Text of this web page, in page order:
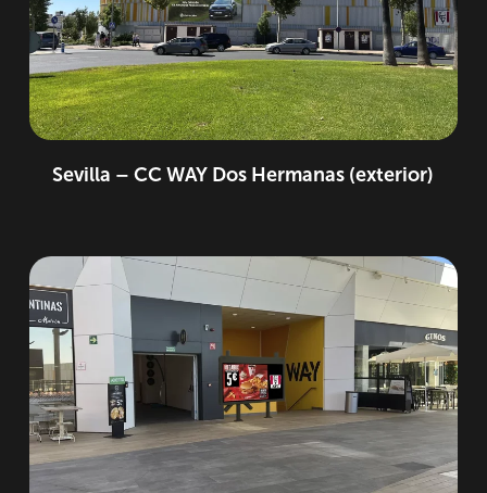
Sevilla – CC WAY Dos Hermanas (exterior)